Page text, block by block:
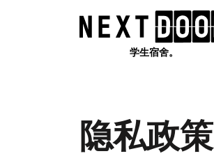
学生宿舍。
隐私政策